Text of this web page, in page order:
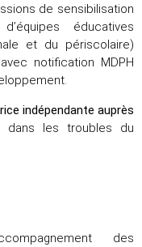
de sensibilisation
éducatives
et du périscolaire)
notification MDPH
indépendante auprès
dans les troubles du
des